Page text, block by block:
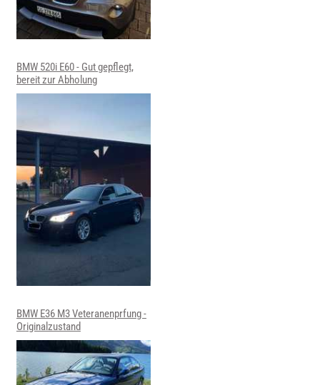
BMW 520i E60 - Gut gepflegt,
bereit zur Abholung
BMW E36 M3 Veteranenprfung -
Originalzustand